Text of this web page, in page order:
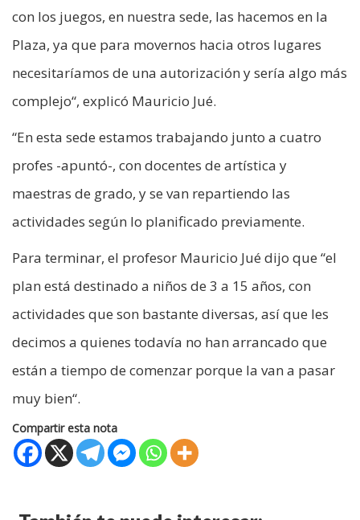
con los juegos, en nuestra sede, las hacemos en la
Plaza, ya que para movernos hacia otros lugares
necesitaríamos de una autorización y sería algo más
complejo“, explicó Mauricio Jué.
“En esta sede estamos trabajando junto a cuatro
profes -apuntó-, con docentes de artística y
maestras de grado, y se van repartiendo las
actividades según lo planificado previamente.
Para terminar, el profesor Mauricio Jué dijo que “el
plan está destinado a niños de 3 a 15 años, con
actividades que son bastante diversas, así que les
decimos a quienes todavía no han arrancado que
están a tiempo de comenzar porque la van a pasar
muy bien“.
Compartir esta nota